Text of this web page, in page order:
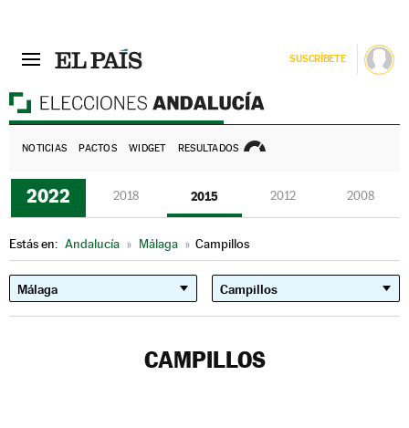
SUSCRÍBETE
NOTICIAS PACTOS WIDGET RESULTADOS
2022 2018 2015 2012 2008
Estás en: Andalucía » Málaga » Campillos
CAMPILLOS